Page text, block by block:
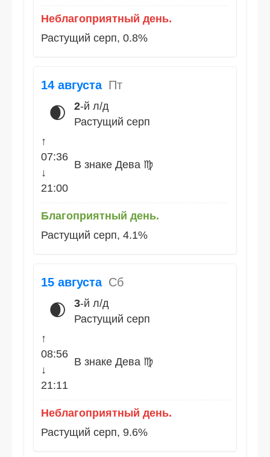
Неблагоприятный день.
Растущий серп, 0.8%
14 августа Пт
🌒 2-й л/д
Растущий серп
↑
07:36
↓
21:00
В знаке Дева ♍
Благоприятный день.
Растущий серп, 4.1%
15 августа Сб
🌒 3-й л/д
Растущий серп
↑
08:56
↓
21:11
В знаке Дева ♍
Неблагоприятный день.
Растущий серп, 9.6%